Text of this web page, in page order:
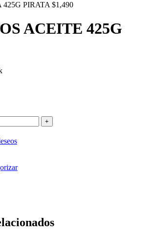
PIRATA $1,490
ACEITE 425G